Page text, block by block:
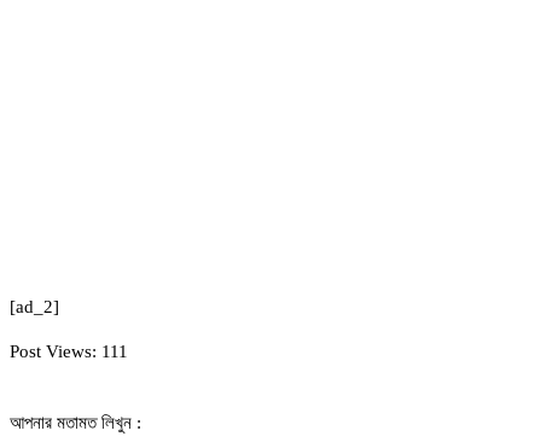
[ad_2]
Post Views: 111
আপনার মতামত লিখুন :